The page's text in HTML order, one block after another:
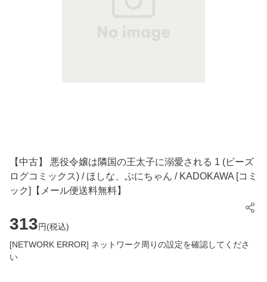
【中古】 悪役令嬢は隣国の王太子に溺愛される 1 (ビーズ
ログコミックス) / ほしな、ぷにちゃん / KADOKAWA [コミ
ック]【メール便送料無料】
313円(税込)
[NETWORK ERROR] ネットワーク周りの設定を確認してくださ
い